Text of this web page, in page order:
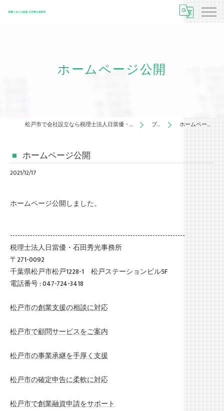
ホームページ公開
松戸市で会社設立なら税理士法人日當優・石田秀光事務所 ブログ ホームページ公開
ホームページ公開
2021/12/17
ホームページ公開しました。
----------------------------------------------------------------------
税理士法人日當優・石田秀光事務所
〒271-0092
千葉県松戸市松戸1228-1 松戸ステーションビル5F
電話番号 : 047-724-3418
松戸市の創業支援の相談に対応
松戸市で顧問サービスをご案内
松戸市の事業承継を手厚く支援
松戸市の確定申告に柔軟に対応
松戸市で創業融資申請をサポート